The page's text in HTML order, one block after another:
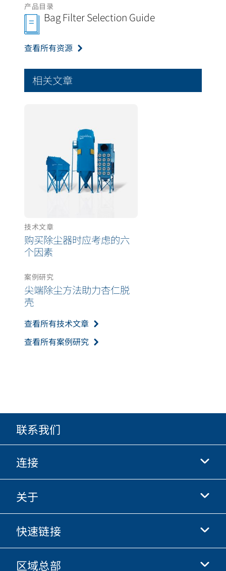
产品目录
Bag Filter Selection Guide
查看所有资源
相关文章
技术文章
购买除尘器时应考虑的六
个因素
案例研究
尖端除尘方法助力杏仁脱
壳
查看所有技术文章
查看所有案例研究
联系我们
连接
抖音
快手
优酷
微信
关于
关于我们
商业行为准则
快速链接
唐纳森电商网站
区域总部